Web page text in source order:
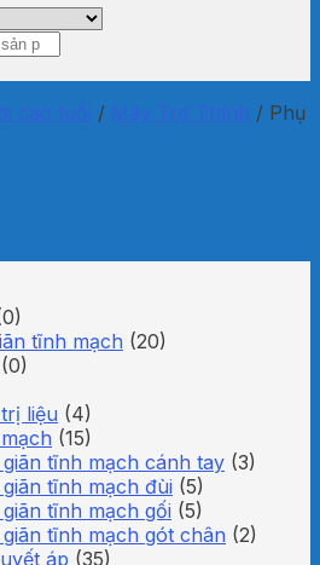
cao tuổi / Máy Trợ Thính / Phụ
tĩnh mạch (20)
(0)
liệu (4)
(15)
tĩnh mạch cánh tay (3)
tĩnh mạch đùi (5)
tĩnh mạch gối (5)
tĩnh mạch gót chân (2)
áp (35)